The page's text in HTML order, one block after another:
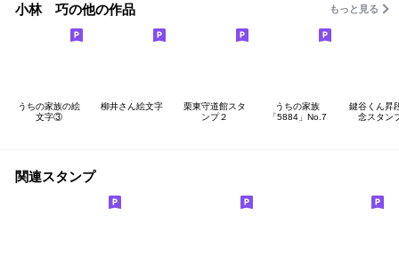
小林 巧の他の作品 もっと見る
うちの家族の絵
文字③
柳井さん絵文字
栗東守道館スタ
ンプ２
うちの家族
「5884」No.7
鍵谷くん昇
念スタン
関連スタンプ